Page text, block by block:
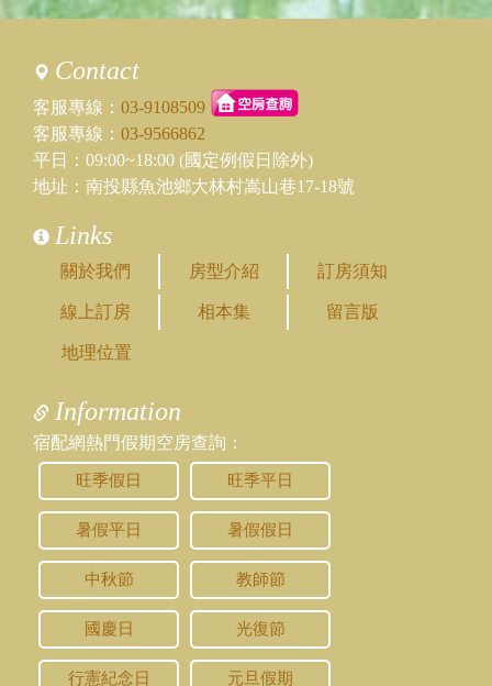
1H
訪客：
Brad
主題：
訂房諮詢
內容：
私密留言，只有版主能看見
回覆：
您好，7/13涵月樓+涵日樓可以預訂
1.是的~沒錯唷！
游泳池(常溫)正常開放，需著泳衣/泳帽
自然生態池可以餵魚魚/餵鴨鴨/小鳥兒
提供高爾夫推杆/飛盤/足球/羽毛球/腳踏車等免
麻將(桌)租借單次收費1000元，另有多功能交
訪客：
蔡小姐
主題：
農曆新年初三包棟
內容：
私密留言，只有版主能看見
回覆：
您好：
您可以透過線上訂房系統，直接查詢並預訂您
需要的房型。
民宿沒有提供包棟選項。
謝謝您。
祝您有個愉快的假期。
Contact
客服專線： 03-9108509
客服專線： 03-9566862
平日：09:00~18:00 (國定例假日除外)
地址：南投縣魚池鄉大林村嵩山巷17-18號
Links
關於我們 房型介紹 訂房須知
線上訂房 相本集 留言版
地理位置
Information
宿配網熱門假期空房查詢：
旺季假日 旺季平日
暑假平日 暑假假日
中秋節 教師節
國慶日 光復節
行憲紀念日 元旦假期